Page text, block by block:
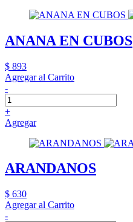
ANANA EN CUBOS
$ 893
Agregar al Carrito
-
+
Agregar
ARANDANOS
$ 630
Agregar al Carrito
-